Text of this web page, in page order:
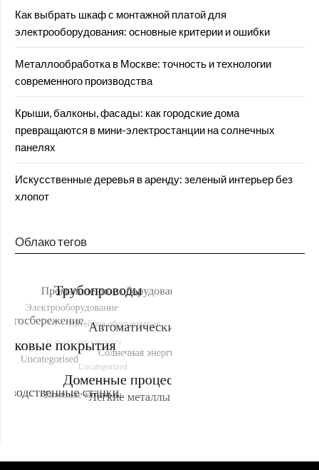
Как выбрать шкаф с монтажной платой для
электрооборудования: основные критерии и ошибки
Металлообработка в Москве: точность и технологии
современного производства
Крыши, балконы, фасады: как городские дома
превращаются в мини-электростанции на солнечных
панелях
Искусственные деревья в аренду: зеленый интерьер без
хлопот
Облако тегов